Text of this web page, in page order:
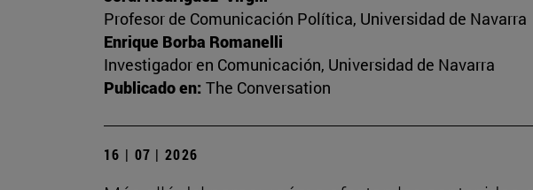
Profesor de Comunicación Política, Universidad de Navarra
Enrique Borba Romanelli
Investigador en Comunicación, Universidad de Navarra
Publicado en: The Conversation
16 | 07 | 2026